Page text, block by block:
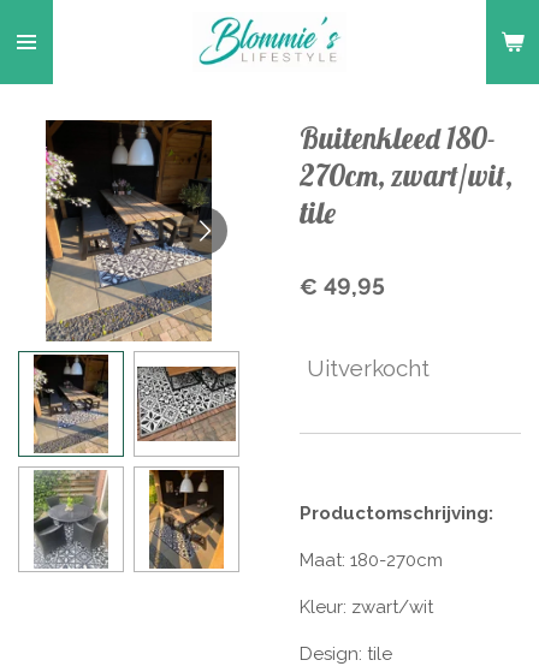
direct
naar
hoofdinhoud
Buitenkleed 180-
270cm, zwart/wit,
tile
€ 49,95
Uitverkocht
Productomschrijving:
Maat: 180-270cm
Kleur: zwart/wit
Design: tile